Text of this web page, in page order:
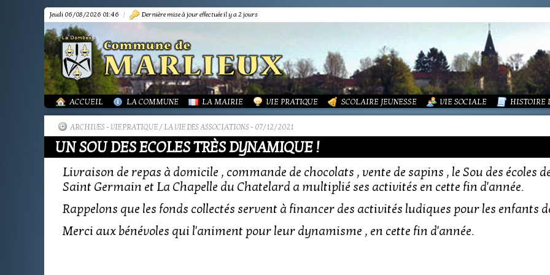
Jeudi 06/08/2026 01:46 | Dernière mise à jour effectuée il y a 2 jours
ACCUEIL LA COMMUNE LA MAIRIE VIE PRATIQUE SCOLAIRE JEUNESSE VIE SOCIALE HISTOIRE
ARCHIVES - VIE PRATIQUE / LA VIE DES ASSOCIATIONS - 07/12/2021
UN SOU DES ECOLES TRÈS DYNAMIQUE !
Livraison de repas à domicile , commande de chocolats , vente de sapins , le Sou des écoles
Saint Germain et La Chapelle du Chatelard a multiplié ses activités en cette fin d'année.
Rappelons que les fonds collectés servent à financer des activités ludiques pour les enfants
Merci aux bénévoles qui l'animent pour leur dynamisme , en cette fin d'année.
PRÉSENTATION
TOURISME-COMMERCES-ARTISANS
MARPA LE RENON
VIE LOCALE
ACTUALITÉS
BIBLIOTHÈQUE
PLAN LOCAL URBANISME (PLU)
LES ANNONCES DE LA MAIRIE
PUBLICATIONS
ORDURES MÉNAGÈRES ET ASSAINISSEMENT
ASSOCIATIONS
LA VIE DES ASSOCIATIONS
GROUPEMENT PAROISSIAL
ECOLE PUBLIQUE - INFORMATIONS
PÔLE ENFANCE
ECOLE PRIVÉE
ACTION SOCIALE
LA PETITE
PHOTOS